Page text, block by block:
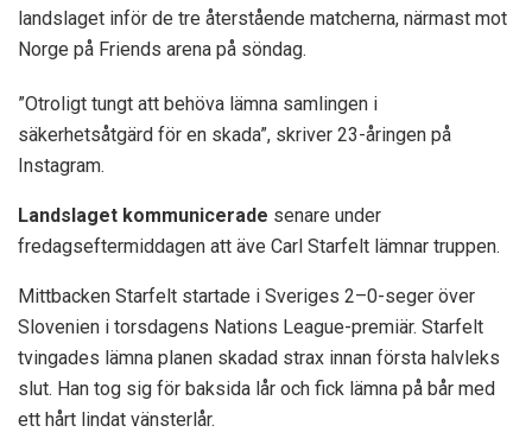
landslaget inför de tre återstående matcherna, närmast mot
Norge på Friends arena på söndag.
”Otroligt tungt att behöva lämna samlingen i
säkerhetsåtgärd för en skada”, skriver 23-åringen på
Instagram.
Landslaget kommunicerade senare under
fredagseftermiddagen att äve Carl Starfelt lämnar truppen.
Mittbacken Starfelt startade i Sveriges 2–0-seger över
Slovenien i torsdagens Nations League-premiär. Starfelt
tvingades lämna planen skadad strax innan första halvleks
slut. Han tog sig för baksida lår och fick lämna på bår med
ett hårt lindat vänsterlår.